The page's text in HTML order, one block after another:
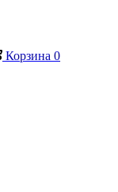
Корзина 0